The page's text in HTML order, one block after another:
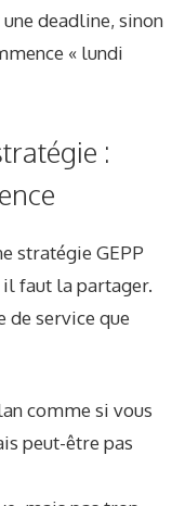
une deadline, sinon
« lundi
:
stratégie GEPP
faut la partager.
de service que
comme si vous
peut-être pas